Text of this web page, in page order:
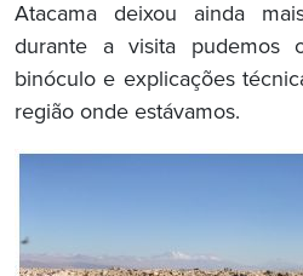
Atacama deixou ainda
durante a visita pudemos
binóculo e explicações
região onde estávamos.